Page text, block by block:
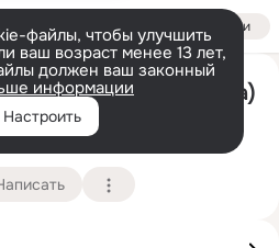
Войти
файлы, чтобы улучшить
ваш возраст менее 13 лет,
должен ваш законный
информации
Настроить
(Голованова)
(69 лет)